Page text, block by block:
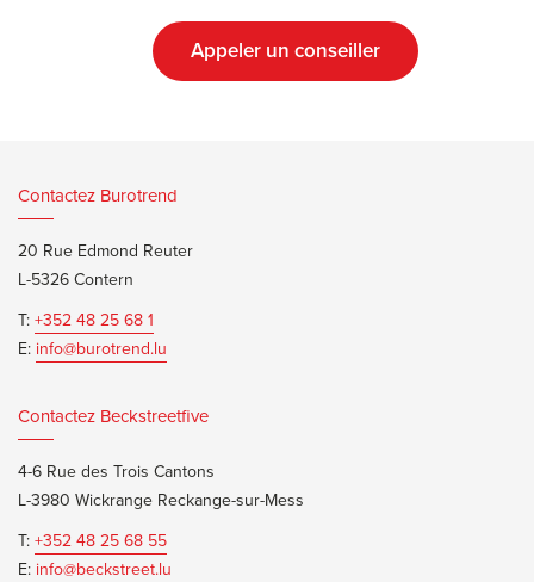
Appeler un conseiller
Contactez Burotrend
20 Rue Edmond Reuter
L-5326 Contern
T:+352 48 25 68 1
E: info@burotrend.lu
Contactez Beckstreetfive
4-6 Rue des Trois Cantons
L-3980 Wickrange Reckange-sur-Mess
T:+352 48 25 68 55
E: info@beckstreet.lu